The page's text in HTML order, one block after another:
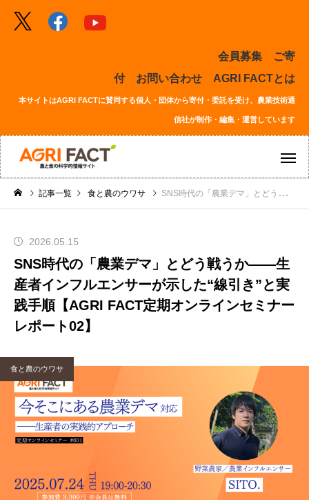
会員募集
ご寄
付
お問い合わせ AGRI FACTとは
本サイトはAGRI FACTに賛同する個人・団体から寄付・委託を受け、農業技術通
信社が制作・編集・運営しています
記事一覧 食と農のウワサ SNS時代の「農業デマ」とどう戦うか——生産者インフルエンサーが示した“線引き”と実践手順【AGRI FACT定期オンラインセミナーレポート02】
2026.05.15
SNS時代の「農業デマ」とどう戦うか——生
産者インフルエンサーが示した“線引き”と実
践手順【AGRI FACT定期オンラインセミナー
レポート02】
食と農のウワサ